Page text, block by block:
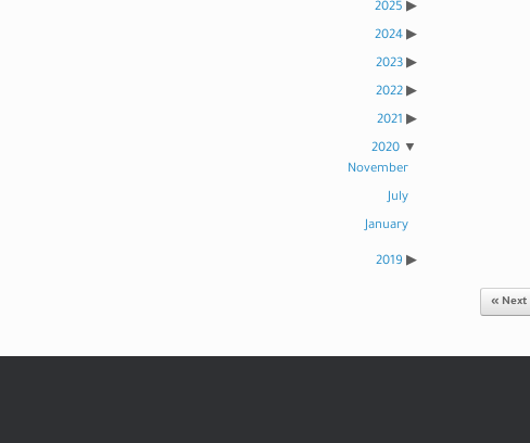
Next »
2025
2024
2023
2022
2021
2020
November
July
January
2019